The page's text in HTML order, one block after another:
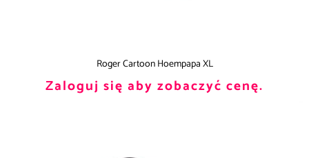
Roger Cartoon Hoempapa XL
Zaloguj się aby zobaczyć cenę.